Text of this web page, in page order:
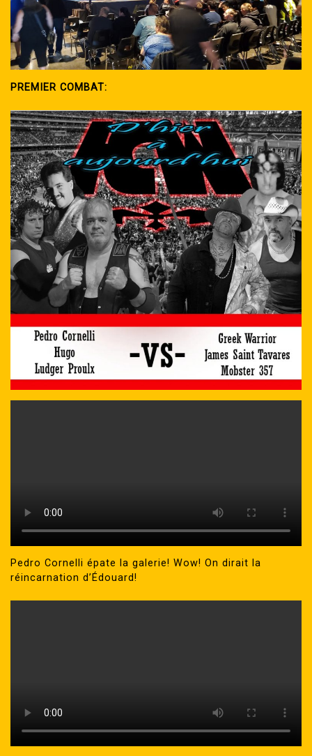
PREMIER COMBAT:
Pedro Cornelli épate la galerie! Wow! On dirait la
réincarnation d’Édouard!